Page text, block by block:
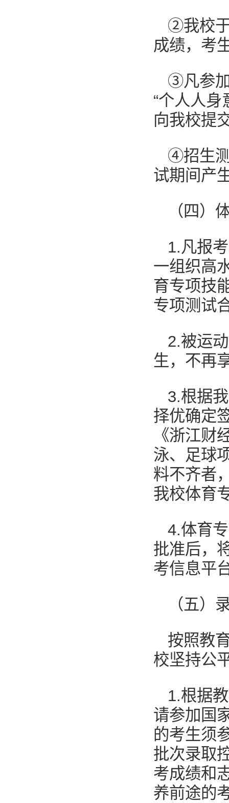
②我校
成绩，考
③凡参
“个人人
向我校提
④招生
试期间产
（四）
1.凡报
一组织高
育专项技
专项测试
2.被运
生，不再
3.根据
择优确定
《浙江财
泳、足球
料不齐者
我校体育
4.体育
批准后，
考信息平
（五）
按照教
校坚持公
1.根据
请参加国
的考生须
批次录取
考成绩和
养前途的